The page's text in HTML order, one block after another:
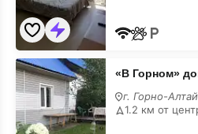
«В
Горном»
дом
под-
ключ
лучшие
«В Горном»
г. Горно-
1.2 км от